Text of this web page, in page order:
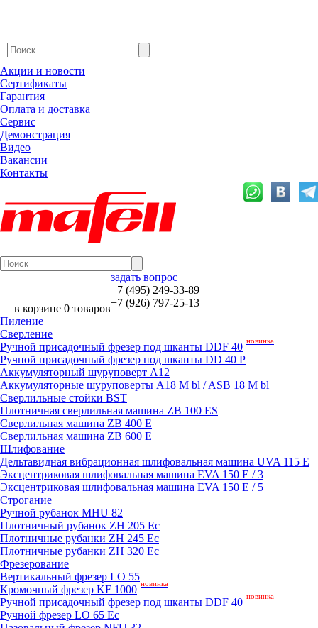
Акции и новости
Сертификаты
Гарантия
Оплата и доставка
Сервис
Демонстрация
Видео
Вакансии
Контакты
в корзине 0 товаров
задать вопрос
+7 (495) 249-33-89
+7 (926) 797-25-13
Пиление
Сверление
Ручной присадочный фрезер под шканты DDF 40 новинка
Ручной присадочный фрезер под шканты DD 40 P
Аккумуляторный шуруповерт A12
Аккумуляторные шуруповерты A18 M bl / ASB 18 M bl
Сверлильные стойки BST
Плотничная сверлильная машина ZB 100 ES
Сверлильная машина ZB 400 E
Сверлильная машина ZB 600 E
Шлифование
Дельтавидная вибрационная шлифовальная машина UVA 115 E
Эксцентриковая шлифовальная машина EVA 150 E / 3
Эксцентриковая шлифовальная машина EVA 150 E / 5
Строгание
Ручной рубанок MHU 82
Плотничный рубанок ZH 205 Ec
Плотничные рубанки ZH 245 Ec
Плотничные рубанки ZH 320 Ec
Фрезерование
Вертикальный фрезер LO 55
Кромочный фрезер KF 1000 новинка
Ручной присадочный фрезер под шканты DDF 40 новинка
Ручной фрезер LO 65 Ec